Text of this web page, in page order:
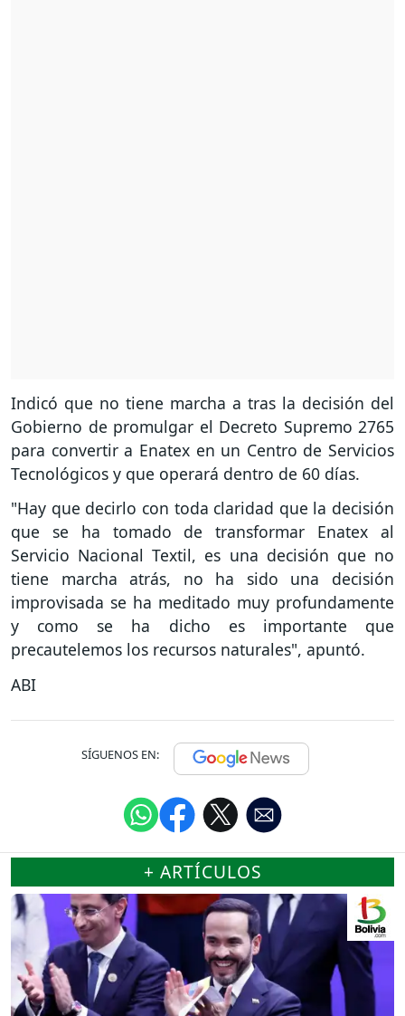
Indicó que no tiene marcha a tras la decisión del
Gobierno de promulgar el Decreto Supremo 2765
para convertir a Enatex en un Centro de Servicios
Tecnológicos y que operará dentro de 60 días.
"Hay que decirlo con toda claridad que la decisión
que se ha tomado de transformar Enatex al
Servicio Nacional Textil, es una decisión que no
tiene marcha atrás, no ha sido una decisión
improvisada se ha meditado muy profundamente
y como se ha dicho es importante que
precautelemos los recursos naturales", apuntó.
ABI
SÍGUENOS EN:
+ ARTÍCULOS